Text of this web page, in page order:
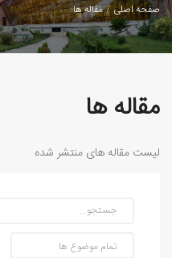
صفحه اصلی مقاله ها
مقاله ها
لیست مقاله های منتشر شده